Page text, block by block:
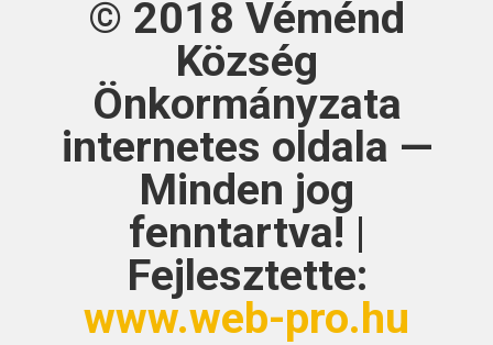
© 2018 Véménd
Község
Önkormányzata
internetes oldala —
Minden jog
fenntartva! |
Fejlesztette:
www.web-pro.hu